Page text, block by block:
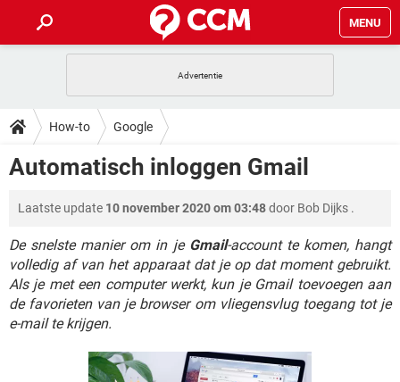
MENU
INSTAGRAM
NETFLIX CORONAVIRUS
HOW-TO
VIDEOBELLEN
INSTAGRAM WINDOWS 10
NETFLIX CORONAVIRUS
GRATIS SNAPCHAT
TIKTOK
DOWNLOADS
NETFLIX CORONAVIRUS
GRATIS SNAPCHAT
FORUM
VIDEOBELLEN GAMES
INSTAGRAM WINDOWS 10
NETFLIX CORONAVIRUS
GRATIS
ARTIKELEN
VIDEOBELLEN GAMES
WINDOWS 10
SNAPCHAT
How-to Google
Automatisch inloggen Gmail
Laatste update 10 november 2020 om 03:48door Bob Dijks .
De snelste manier om in je Gmail-account te komen, hangt
volledig af van het apparaat dat je op dat moment gebruikt.
Als je met een computer werkt, kun je Gmail toevoegen aan
de favorieten van je browser om vliegensvlug toegang tot je
e-mail te krijgen.